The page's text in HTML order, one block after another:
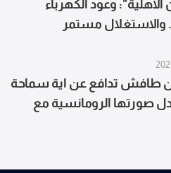
الأهلية": وعود الكهرباء
والاستغلال مستمر
طافش تدافع عن اية سماحة
صورتها الرومانسية مع